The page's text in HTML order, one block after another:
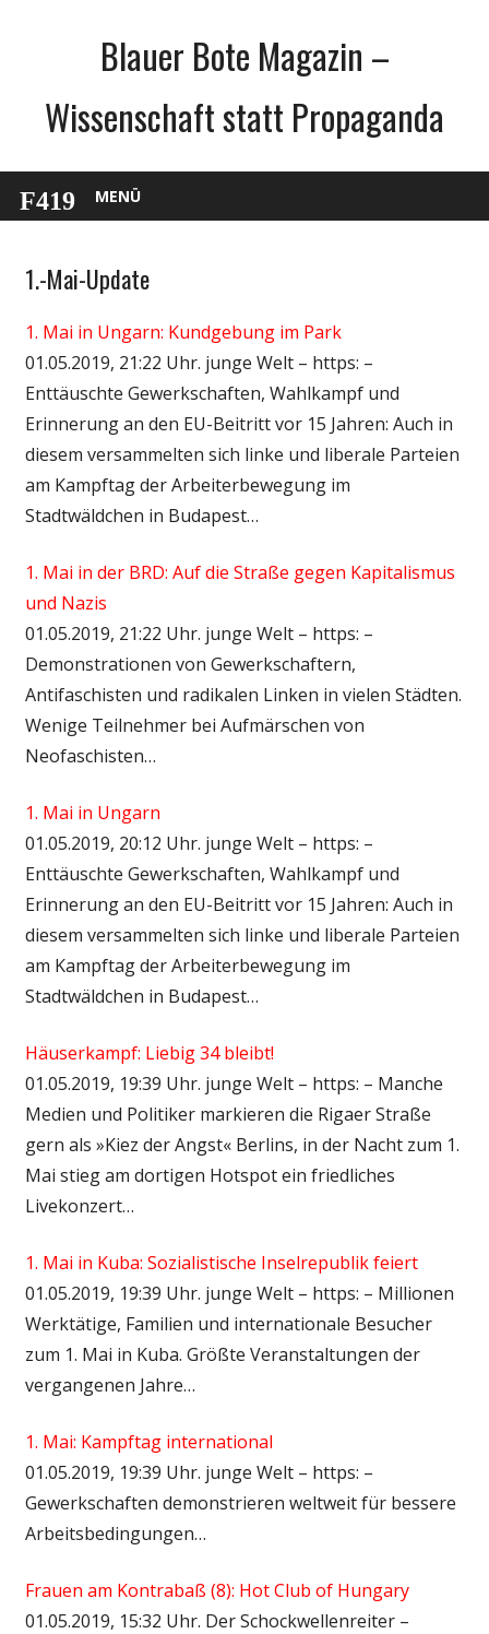
Blauer Bote Magazin –
Wissenschaft statt Propaganda
MENÜ
Gesellschaft
1.-Mai-Update
1. Mai in Ungarn: Kundgebung im Park
01.05.2019, 21:22 Uhr. junge Welt – https: –
Enttäuschte Gewerkschaften, Wahlkampf und
Erinnerung an den EU-Beitritt vor 15 Jahren: Auch in
diesem versammelten sich linke und liberale Parteien
am Kampftag der Arbeiterbewegung im
Stadtwäldchen in Budapest…
1. Mai in der BRD: Auf die Straße gegen Kapitalismus
und Nazis
01.05.2019, 21:22 Uhr. junge Welt – https: –
Demonstrationen von Gewerkschaftern,
Antifaschisten und radikalen Linken in vielen Städten.
Wenige Teilnehmer bei Aufmärschen von
Neofaschisten…
1. Mai in Ungarn
01.05.2019, 20:12 Uhr. junge Welt – https: –
Enttäuschte Gewerkschaften, Wahlkampf und
Erinnerung an den EU-Beitritt vor 15 Jahren: Auch in
diesem versammelten sich linke und liberale Parteien
am Kampftag der Arbeiterbewegung im
Stadtwäldchen in Budapest…
Häuserkampf: Liebig 34 bleibt!
01.05.2019, 19:39 Uhr. junge Welt – https: – Manche
Medien und Politiker markieren die Rigaer Straße
gern als »Kiez der Angst« Berlins, in der Nacht zum 1.
Mai stieg am dortigen Hotspot ein friedliches
Livekonzert…
1. Mai in Kuba: Sozialistische Inselrepublik feiert
01.05.2019, 19:39 Uhr. junge Welt – https: – Millionen
Werktätige, Familien und internationale Besucher
zum 1. Mai in Kuba. Größte Veranstaltungen der
vergangenen Jahre…
1. Mai: Kampftag international
01.05.2019, 19:39 Uhr. junge Welt – https: –
Gewerkschaften demonstrieren weltweit für bessere
Arbeitsbedingungen…
Frauen am Kontrabaß (8): Hot Club of Hungary
01.05.2019, 15:32 Uhr. Der Schockwellenreiter –